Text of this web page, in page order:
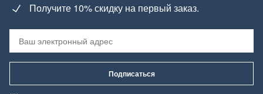
Получите 10% скидку на первый заказ.
Подписаться